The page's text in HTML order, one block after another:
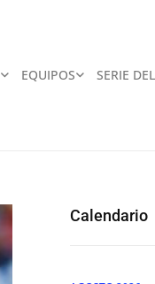
EQUIPOS SERIE
Calendario